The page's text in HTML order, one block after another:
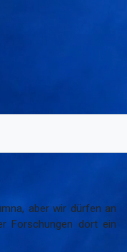
aber wir dürfen an
Forschungen dort ein